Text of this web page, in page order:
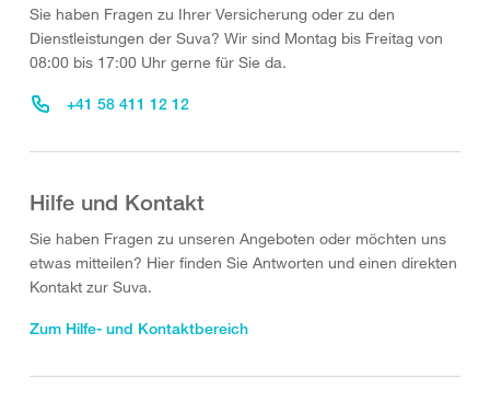
Sie haben Fragen zu Ihrer Versicherung oder zu den
Dienstleistungen der Suva? Wir sind Montag bis Freitag von
08:00 bis 17:00 Uhr gerne für Sie da.
+41 58 411 12 12
Hilfe und Kontakt
Sie haben Fragen zu unseren Angeboten oder möchten uns
etwas mitteilen? Hier finden Sie Antworten und einen direkten
Kontakt zur Suva.
Zum Hilfe- und Kontaktbereich